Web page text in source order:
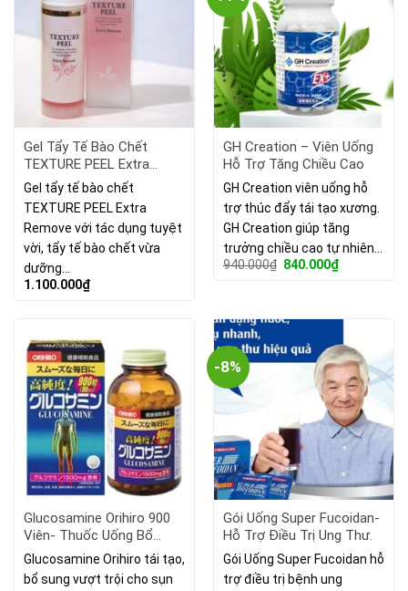
Gel Tẩy Tế Bào Chết
TEXTURE PEEL Extra
Remove Nhật Bản 150g
Gel tẩy tế bào chết
TEXTURE PEEL Extra
Remove với tác dụng tuyệt
vời, tẩy tế bào chết vừa
dưỡng…
1.100.000₫
GH Creation – Viên Uống
Hỗ Trợ Tăng Chiều Cao
GH Creation viên uống hỗ
trợ thúc đẩy tái tạo xương.
GH Creation giúp tăng
trưởng chiều cao tự nhiên…
940.000₫ Giá
840.000₫Giá
hiện
Glucosamine Orihiro 900
Viên- Thuốc Uống Bổ
Xương Khớp Nhật Bản
1500mg
Glucosamine Orihiro tái tạo,
bổ sung vượt trội cho sụn
-8%
Gói Uống Super Fucoidan-
Hỗ Trợ Điều Trị Ung Thư.
Gói Uống Super Fucoidan hỗ
trợ điều trị bệnh ung